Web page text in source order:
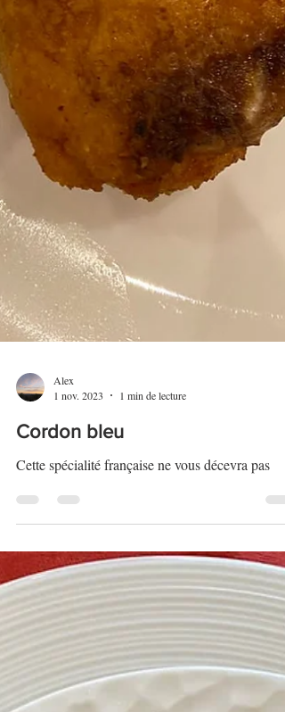
Alex
1 nov. 2023
1 min de lecture
Cordon bleu
Cette spécialité française ne vous décevra pas